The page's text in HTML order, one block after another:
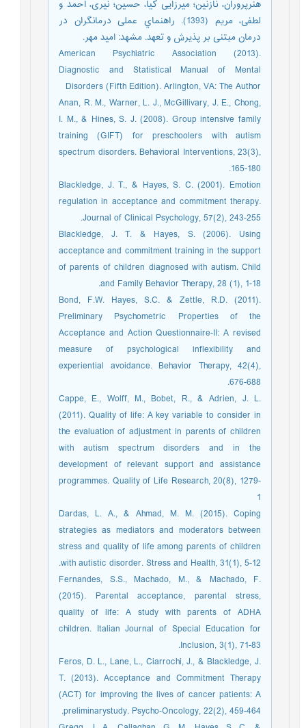
هنرپروران، نازنین؛ میرزایی کیا، حسین؛ نیری، احمد و
لطفی، مریم (1393). راهنماي عملی درمانگران در
درمان مبتنی بر پذيرش و تعهد. مشهد: امید مهر.
American Psychiatric Association (2013).
Diagnostic and Statistical Manual of Mental
Disorders (Fifth Edition). Arlington, VA: The Author
Anan, R. M., Warner, L. J., McGillivary, J. E., Chong,
I. M., & Hines, S. J. (2008). Group intensive family
training (GIFT) for preschoolers with autism
spectrum disorders. Behavioral Interventions, 23(3),
165-180.
Blackledge, J. T., & Hayes, S. C. (2001). Emotion
regulation in acceptance and commitment therapy.
Journal of Clinical Psychology, 57(2), 243-255.
Blackledge, J. T. & Hayes, S. (2006). Using
acceptance and commitment training in the support
of parents of children diagnosed with autism. Child
and Family Behavior Therapy, 28 (1), 1-18.
Bond, F.W. Hayes, S.C. & Zettle, R.D. (2011).
Preliminary Psychometric Properties of the
Acceptance and Action Questionnaire-II: A revised
measure of psychological inflexibility and
experiential avoidance. Behavior Therapy, 42(4),
676-688.
Cappe, E., Wolff, M., Bobet, R., & Adrien, J. L.
(2011). Quality of life: A key variable to consider in
the evaluation of adjustment in parents of children
with autism spectrum disorders and in the
development of relevant support and assistance
programmes. Quality of Life Research, 20(8), 1279-
Dardas, L. A., & Ahmad, M. M. (2015). Coping
strategies as mediators and moderators between
stress and quality of life among parents of children
with autistic disorder. Stress and Health, 31(1), 5-12.
Fernandes, S.S., Machado, M., & Machado, F.
(2015). Parental acceptance, parental stress,
quality of life: A study with parents of ADHA
children. Italian Journal of Special Education for
Inclusion, 3(1), 71-83.
Feros, D. L., Lane, L., Ciarrochi, J., & Blackledge, J.
T. (2013). Acceptance and Commitment Therapy
(ACT) for improving the lives of cancer patients: A
preliminarystudy. Psycho‐Oncology, 22(2), 459-464.